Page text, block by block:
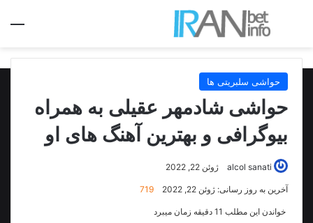
جستجو برای
حواشی سلبریتی ها
حواشی شادمهر عقیلی به همراه
بیوگرافی و بهترین آهنگ های او
alcol sanati ژوئن 22, 2022
آخرین به روز رسانی: ژوئن 22, 2022 719
خواندن این مطلب 11 دقیقه زمان میبرد